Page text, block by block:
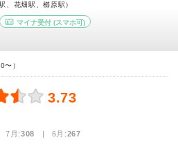
、花畑駅、櫛原駅）
マイナ受付 (スマホ可)
〜）
3.73
7月:308 | 6月:267